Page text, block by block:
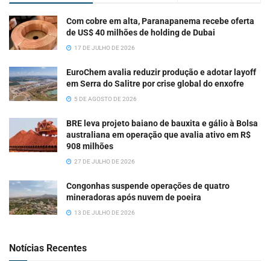
Com cobre em alta, Paranapanema recebe oferta
de US$ 40 milhões de holding de Dubai
17 DE JULHO DE 2026
EuroChem avalia reduzir produção e adotar layoff
em Serra do Salitre por crise global do enxofre
5 DE AGOSTO DE 2026
BRE leva projeto baiano de bauxita e gálio à Bolsa
australiana em operação que avalia ativo em R$
908 milhões
27 DE JULHO DE 2026
Congonhas suspende operações de quatro
mineradoras após nuvem de poeira
13 DE JULHO DE 2026
Notícias Recentes